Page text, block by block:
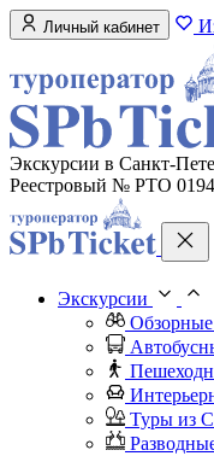
Личный кабинет
Экскурсии в Санкт-
Реестровый № РТО
Экскурсии
Обзорные
Туры из